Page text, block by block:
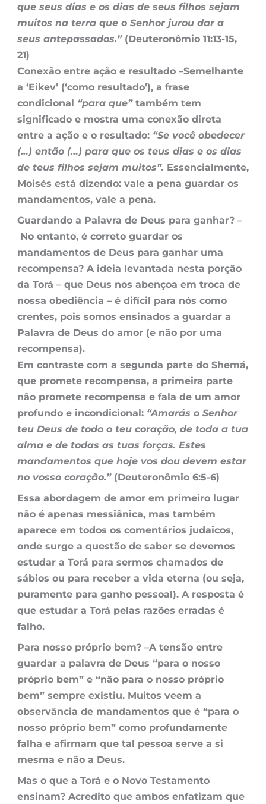
que seus dias e os dias de seus filhos sejam
muitos na terra que o Senhor jurou dar a
seus antepassados.”(Deuteronômio 11:13-15,
21)
Conexão entre ação e resultado –Semelhante
a ‘Eikev’ (‘como resultado’), a frase
condicional “para que”também tem
significado e mostra uma conexão direta
entre a ação e o resultado: “Se você obedecer
(…) então (…) para que os teus dias e os dias
de teus filhos sejam muitos”. Essencialmente,
Moisés está dizendo: vale a pena guardar os
mandamentos, vale a pena.
Guardando a Palavra de Deus para ganhar? –
No entanto, é correto guardar os
mandamentos de Deus para ganhar uma
recompensa? A ideia levantada nesta porção
da Torá – que Deus nos abençoa em troca de
nossa obediência – é difícil para nós como
crentes, pois somos ensinados a guardar a
Palavra de Deus do amor (e não por uma
recompensa).
Em contraste com a segunda parte do Shemá,
que promete recompensa, a primeira parte
não promete recompensa e fala de um amor
profundo e incondicional: “Amarás o Senhor
teu Deus de todo o teu coração, de toda a tua
alma e de todas as tuas forças. Estes
mandamentos que hoje vos dou devem estar
no vosso coração.”(Deuteronômio 6:5-6)
Essa abordagem de amor em primeiro lugar
não é apenas messiânica, mas também
aparece em todos os comentários judaicos,
onde surge a questão de saber se devemos
estudar a Torá para sermos chamados de
sábios ou para receber a vida eterna (ou seja,
puramente para ganho pessoal). A resposta é
que estudar a Torá pelas razões erradas é
falho.
Para nosso próprio bem? –A tensão entre
guardar a palavra de Deus “para o nosso
próprio bem” e “não para o nosso próprio
bem” sempre existiu. Muitos veem a
observância de mandamentos que é “para o
nosso próprio bem” como profundamente
falha e afirmam que tal pessoa serve a si
mesma e não a Deus.
Mas o que a Torá e o Novo Testamento
ensinam? Acredito que ambos enfatizam que